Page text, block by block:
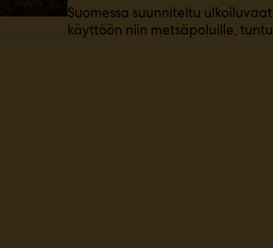
m
ä
Suomessa suunniteltu
käyttöön niin metsäpoluille,